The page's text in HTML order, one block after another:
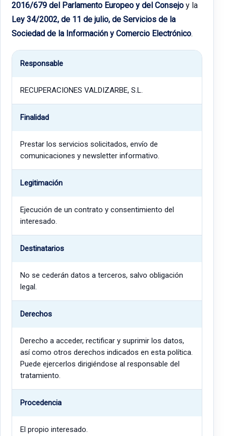
2016/679 del Parlamento Europeo y del Consejo y la
Ley 34/2002, de 11 de julio, de Servicios de la
Sociedad de la Información y Comercio Electrónico.
Responsable
RECUPERACIONES VALDIZARBE, S.L.
Finalidad
Prestar los servicios solicitados, envío de
comunicaciones y newsletter informativo.
Legitimación
Ejecución de un contrato y consentimiento del
interesado.
Destinatarios
No se cederán datos a terceros, salvo obligación
legal.
Derechos
Derecho a acceder, rectificar y suprimir los datos,
así como otros derechos indicados en esta política.
Puede ejercerlos dirigiéndose al responsable del
tratamiento.
Procedencia
El propio interesado.